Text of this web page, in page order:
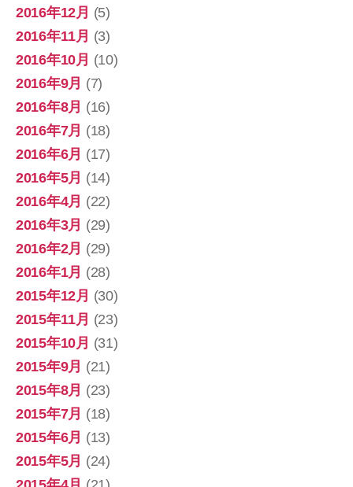
2016年12月 (5)
2016年11月 (3)
2016年10月 (10)
2016年9月 (7)
2016年8月 (16)
2016年7月 (18)
2016年6月 (17)
2016年5月 (14)
2016年4月 (22)
2016年3月 (29)
2016年2月 (29)
2016年1月 (28)
2015年12月 (30)
2015年11月 (23)
2015年10月 (31)
2015年9月 (21)
2015年8月 (23)
2015年7月 (18)
2015年6月 (13)
2015年5月 (24)